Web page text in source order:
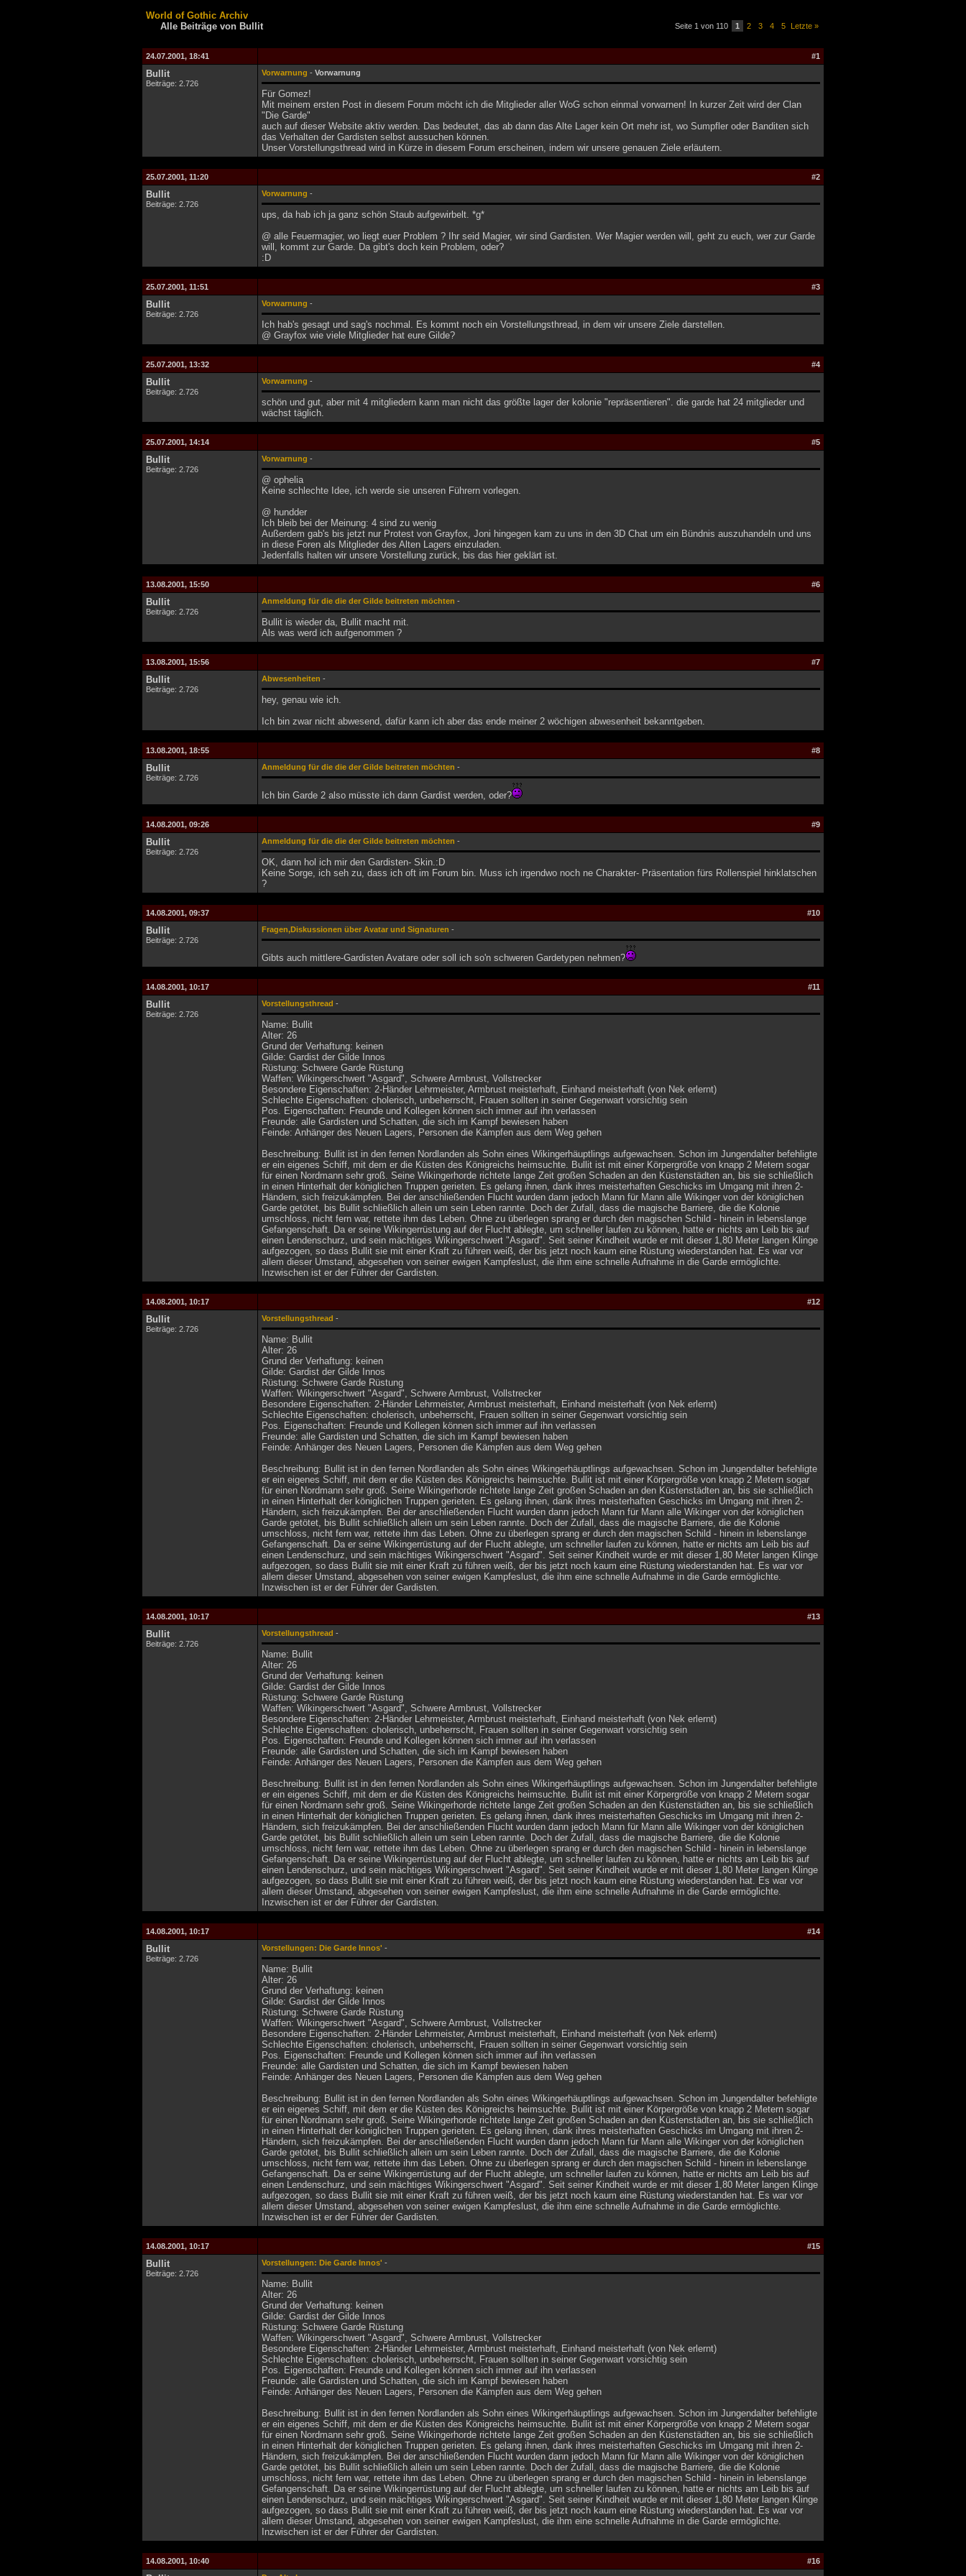
World of Gothic Archiv
Alle Beiträge von Bullit
Seite 1 von 110 1 2 3 4 5 Letzte »
24.07.2001, 18:41 #1
Bullit
Beiträge: 2.726
Vorwarnung - Vorwarnung
Für Gomez!
Mit meinem ersten Post in diesem Forum möcht ich die Mitglieder aller WoG schon einmal vorwarnen! In kurzer Zeit wird der Clan
"Die Garde"
auch auf dieser Website aktiv werden. Das bedeutet, das ab dann das Alte Lager kein Ort mehr ist, wo Sumpfler oder Banditen sich
das Verhalten der Gardisten selbst aussuchen können.
Unser Vorstellungsthread wird in Kürze in diesem Forum erscheinen, indem wir unsere genauen Ziele erläutern.
25.07.2001, 11:20 #2
Bullit
Beiträge: 2.726
Vorwarnung -
ups, da hab ich ja ganz schön Staub aufgewirbelt. *g*
@ alle Feuermagier, wo liegt euer Problem ? Ihr seid Magier, wir sind Gardisten. Wer Magier werden will, geht zu euch, wer zur Garde
will, kommt zur Garde. Da gibt's doch kein Problem, oder?
:D
25.07.2001, 11:51 #3
Bullit
Beiträge: 2.726
Vorwarnung -
Ich hab's gesagt und sag's nochmal. Es kommt noch ein Vorstellungsthread, in dem wir unsere Ziele darstellen.
@ Grayfox wie viele Mitglieder hat eure Gilde?
25.07.2001, 13:32 #4
Bullit
Beiträge: 2.726
Vorwarnung -
schön und gut, aber mit 4 mitgliedern kann man nicht das größte lager der kolonie "repräsentieren". die garde hat 24 mitglieder und
wächst täglich.
25.07.2001, 14:14 #5
Bullit
Beiträge: 2.726
Vorwarnung -
@ ophelia
Keine schlechte Idee, ich werde sie unseren Führern vorlegen.
@ hundder
Ich bleib bei der Meinung: 4 sind zu wenig
Außerdem gab's bis jetzt nur Protest von Grayfox, Joni hingegen kam zu uns in den 3D Chat um ein Bündnis auszuhandeln und uns
in diese Foren als Mitglieder des Alten Lagers einzuladen.
Jedenfalls halten wir unsere Vorstellung zurück, bis das hier geklärt ist.
13.08.2001, 15:50 #6
Bullit
Beiträge: 2.726
Anmeldung für die die der Gilde beitreten möchten -
Bullit is wieder da, Bullit macht mit.
Als was werd ich aufgenommen ?
13.08.2001, 15:56 #7
Bullit
Beiträge: 2.726
Abwesenheiten -
hey, genau wie ich.
Ich bin zwar nicht abwesend, dafür kann ich aber das ende meiner 2 wöchigen abwesenheit bekanntgeben.
13.08.2001, 18:55 #8
Bullit
Beiträge: 2.726
Anmeldung für die die der Gilde beitreten möchten -
Ich bin Garde 2 also müsste ich dann Gardist werden, oder?
14.08.2001, 09:26 #9
Bullit
Beiträge: 2.726
Anmeldung für die die der Gilde beitreten möchten -
OK, dann hol ich mir den Gardisten- Skin.:D
Keine Sorge, ich seh zu, dass ich oft im Forum bin. Muss ich irgendwo noch ne Charakter- Präsentation fürs Rollenspiel hinklatschen
?
14.08.2001, 09:37 #10
Bullit
Beiträge: 2.726
Fragen,Diskussionen über Avatar und Signaturen -
Gibts auch mittlere-Gardisten Avatare oder soll ich so'n schweren Gardetypen nehmen?
14.08.2001, 10:17 #11
Bullit
Beiträge: 2.726
Vorstellungsthread -
Name: Bullit
Alter: 26
Grund der Verhaftung: keinen
Gilde: Gardist der Gilde Innos
Rüstung: Schwere Garde Rüstung
Waffen: Wikingerschwert "Asgard", Schwere Armbrust, Vollstrecker
Besondere Eigenschaften: 2-Händer Lehrmeister, Armbrust meisterhaft, Einhand meisterhaft (von Nek erlernt)
Schlechte Eigenschaften: cholerisch, unbeherrscht, Frauen sollten in seiner Gegenwart vorsichtig sein
Pos. Eigenschaften: Freunde und Kollegen können sich immer auf ihn verlassen
Freunde: alle Gardisten und Schatten, die sich im Kampf bewiesen haben
Feinde: Anhänger des Neuen Lagers, Personen die Kämpfen aus dem Weg gehen
Beschreibung: Bullit ist in den fernen Nordlanden als Sohn eines Wikingerhäuptlings aufgewachsen. Schon im Jungendalter befehligte
er ein eigenes Schiff, mit dem er die Küsten des Königreichs heimsuchte. Bullit ist mit einer Körpergröße von knapp 2 Metern sogar
für einen Nordmann sehr groß. Seine Wikingerhorde richtete lange Zeit großen Schaden an den Küstenstädten an, bis sie schließlich
in einen Hinterhalt der königlichen Truppen gerieten. Es gelang ihnen, dank ihres meisterhaften Geschicks im Umgang mit ihren 2-
Händern, sich freizukämpfen. Bei der anschließenden Flucht wurden dann jedoch Mann für Mann alle Wikinger von der königlichen
Garde getötet, bis Bullit schließlich allein um sein Leben rannte. Doch der Zufall, dass die magische Barriere, die die Kolonie
umschloss, nicht fern war, rettete ihm das Leben. Ohne zu überlegen sprang er durch den magischen Schild - hinein in lebenslange
Gefangenschaft. Da er seine Wikingerrüstung auf der Flucht ablegte, um schneller laufen zu können, hatte er nichts am Leib bis auf
einen Lendenschurz, und sein mächtiges Wikingerschwert "Asgard". Seit seiner Kindheit wurde er mit dieser 1,80 Meter langen Klinge
aufgezogen, so dass Bullit sie mit einer Kraft zu führen weiß, der bis jetzt noch kaum eine Rüstung wiederstanden hat. Es war vor
allem dieser Umstand, abgesehen von seiner ewigen Kampfeslust, die ihm eine schnelle Aufnahme in die Garde ermöglichte.
Inzwischen ist er der Führer der Gardisten.
14.08.2001, 10:17 #12
Bullit
Beiträge: 2.726
Vorstellungsthread -
Name: Bullit
Alter: 26
Grund der Verhaftung: keinen
Gilde: Gardist der Gilde Innos
Rüstung: Schwere Garde Rüstung
Waffen: Wikingerschwert "Asgard", Schwere Armbrust, Vollstrecker
Besondere Eigenschaften: 2-Händer Lehrmeister, Armbrust meisterhaft, Einhand meisterhaft (von Nek erlernt)
Schlechte Eigenschaften: cholerisch, unbeherrscht, Frauen sollten in seiner Gegenwart vorsichtig sein
Pos. Eigenschaften: Freunde und Kollegen können sich immer auf ihn verlassen
Freunde: alle Gardisten und Schatten, die sich im Kampf bewiesen haben
Feinde: Anhänger des Neuen Lagers, Personen die Kämpfen aus dem Weg gehen
Beschreibung: Bullit ist in den fernen Nordlanden als Sohn eines Wikingerhäuptlings aufgewachsen. Schon im Jungendalter befehligte
er ein eigenes Schiff, mit dem er die Küsten des Königreichs heimsuchte. Bullit ist mit einer Körpergröße von knapp 2 Metern sogar
für einen Nordmann sehr groß. Seine Wikingerhorde richtete lange Zeit großen Schaden an den Küstenstädten an, bis sie schließlich
in einen Hinterhalt der königlichen Truppen gerieten. Es gelang ihnen, dank ihres meisterhaften Geschicks im Umgang mit ihren 2-
Händern, sich freizukämpfen. Bei der anschließenden Flucht wurden dann jedoch Mann für Mann alle Wikinger von der königlichen
Garde getötet, bis Bullit schließlich allein um sein Leben rannte. Doch der Zufall, dass die magische Barriere, die die Kolonie
umschloss, nicht fern war, rettete ihm das Leben. Ohne zu überlegen sprang er durch den magischen Schild - hinein in lebenslange
Gefangenschaft. Da er seine Wikingerrüstung auf der Flucht ablegte, um schneller laufen zu können, hatte er nichts am Leib bis auf
einen Lendenschurz, und sein mächtiges Wikingerschwert "Asgard". Seit seiner Kindheit wurde er mit dieser 1,80 Meter langen Klinge
aufgezogen, so dass Bullit sie mit einer Kraft zu führen weiß, der bis jetzt noch kaum eine Rüstung wiederstanden hat. Es war vor
allem dieser Umstand, abgesehen von seiner ewigen Kampfeslust, die ihm eine schnelle Aufnahme in die Garde ermöglichte.
Inzwischen ist er der Führer der Gardisten.
14.08.2001, 10:17 #13
Bullit
Beiträge: 2.726
Vorstellungsthread -
Name: Bullit
Alter: 26
Grund der Verhaftung: keinen
Gilde: Gardist der Gilde Innos
Rüstung: Schwere Garde Rüstung
Waffen: Wikingerschwert "Asgard", Schwere Armbrust, Vollstrecker
Besondere Eigenschaften: 2-Händer Lehrmeister, Armbrust meisterhaft, Einhand meisterhaft (von Nek erlernt)
Schlechte Eigenschaften: cholerisch, unbeherrscht, Frauen sollten in seiner Gegenwart vorsichtig sein
Pos. Eigenschaften: Freunde und Kollegen können sich immer auf ihn verlassen
Freunde: alle Gardisten und Schatten, die sich im Kampf bewiesen haben
Feinde: Anhänger des Neuen Lagers, Personen die Kämpfen aus dem Weg gehen
Beschreibung: Bullit ist in den fernen Nordlanden als Sohn eines Wikingerhäuptlings aufgewachsen. Schon im Jungendalter befehligte
er ein eigenes Schiff, mit dem er die Küsten des Königreichs heimsuchte. Bullit ist mit einer Körpergröße von knapp 2 Metern sogar
für einen Nordmann sehr groß. Seine Wikingerhorde richtete lange Zeit großen Schaden an den Küstenstädten an, bis sie schließlich
in einen Hinterhalt der königlichen Truppen gerieten. Es gelang ihnen, dank ihres meisterhaften Geschicks im Umgang mit ihren 2-
Händern, sich freizukämpfen. Bei der anschließenden Flucht wurden dann jedoch Mann für Mann alle Wikinger von der königlichen
Garde getötet, bis Bullit schließlich allein um sein Leben rannte. Doch der Zufall, dass die magische Barriere, die die Kolonie
umschloss, nicht fern war, rettete ihm das Leben. Ohne zu überlegen sprang er durch den magischen Schild - hinein in lebenslange
Gefangenschaft. Da er seine Wikingerrüstung auf der Flucht ablegte, um schneller laufen zu können, hatte er nichts am Leib bis auf
einen Lendenschurz, und sein mächtiges Wikingerschwert "Asgard". Seit seiner Kindheit wurde er mit dieser 1,80 Meter langen Klinge
aufgezogen, so dass Bullit sie mit einer Kraft zu führen weiß, der bis jetzt noch kaum eine Rüstung wiederstanden hat. Es war vor
allem dieser Umstand, abgesehen von seiner ewigen Kampfeslust, die ihm eine schnelle Aufnahme in die Garde ermöglichte.
Inzwischen ist er der Führer der Gardisten.
14.08.2001, 10:17 #14
Bullit
Beiträge: 2.726
Vorstellungen: Die Garde Innos' -
Name: Bullit
Alter: 26
Grund der Verhaftung: keinen
Gilde: Gardist der Gilde Innos
Rüstung: Schwere Garde Rüstung
Waffen: Wikingerschwert "Asgard", Schwere Armbrust, Vollstrecker
Besondere Eigenschaften: 2-Händer Lehrmeister, Armbrust meisterhaft, Einhand meisterhaft (von Nek erlernt)
Schlechte Eigenschaften: cholerisch, unbeherrscht, Frauen sollten in seiner Gegenwart vorsichtig sein
Pos. Eigenschaften: Freunde und Kollegen können sich immer auf ihn verlassen
Freunde: alle Gardisten und Schatten, die sich im Kampf bewiesen haben
Feinde: Anhänger des Neuen Lagers, Personen die Kämpfen aus dem Weg gehen
Beschreibung: Bullit ist in den fernen Nordlanden als Sohn eines Wikingerhäuptlings aufgewachsen. Schon im Jungendalter befehligte
er ein eigenes Schiff, mit dem er die Küsten des Königreichs heimsuchte. Bullit ist mit einer Körpergröße von knapp 2 Metern sogar
für einen Nordmann sehr groß. Seine Wikingerhorde richtete lange Zeit großen Schaden an den Küstenstädten an, bis sie schließlich
in einen Hinterhalt der königlichen Truppen gerieten. Es gelang ihnen, dank ihres meisterhaften Geschicks im Umgang mit ihren 2-
Händern, sich freizukämpfen. Bei der anschließenden Flucht wurden dann jedoch Mann für Mann alle Wikinger von der königlichen
Garde getötet, bis Bullit schließlich allein um sein Leben rannte. Doch der Zufall, dass die magische Barriere, die die Kolonie
umschloss, nicht fern war, rettete ihm das Leben. Ohne zu überlegen sprang er durch den magischen Schild - hinein in lebenslange
Gefangenschaft. Da er seine Wikingerrüstung auf der Flucht ablegte, um schneller laufen zu können, hatte er nichts am Leib bis auf
einen Lendenschurz, und sein mächtiges Wikingerschwert "Asgard". Seit seiner Kindheit wurde er mit dieser 1,80 Meter langen Klinge
aufgezogen, so dass Bullit sie mit einer Kraft zu führen weiß, der bis jetzt noch kaum eine Rüstung wiederstanden hat. Es war vor
allem dieser Umstand, abgesehen von seiner ewigen Kampfeslust, die ihm eine schnelle Aufnahme in die Garde ermöglichte.
Inzwischen ist er der Führer der Gardisten.
14.08.2001, 10:17 #15
Bullit
Beiträge: 2.726
Vorstellungen: Die Garde Innos' -
Name: Bullit
Alter: 26
Grund der Verhaftung: keinen
Gilde: Gardist der Gilde Innos
Rüstung: Schwere Garde Rüstung
Waffen: Wikingerschwert "Asgard", Schwere Armbrust, Vollstrecker
Besondere Eigenschaften: 2-Händer Lehrmeister, Armbrust meisterhaft, Einhand meisterhaft (von Nek erlernt)
Schlechte Eigenschaften: cholerisch, unbeherrscht, Frauen sollten in seiner Gegenwart vorsichtig sein
Pos. Eigenschaften: Freunde und Kollegen können sich immer auf ihn verlassen
Freunde: alle Gardisten und Schatten, die sich im Kampf bewiesen haben
Feinde: Anhänger des Neuen Lagers, Personen die Kämpfen aus dem Weg gehen
Beschreibung: Bullit ist in den fernen Nordlanden als Sohn eines Wikingerhäuptlings aufgewachsen. Schon im Jungendalter befehligte
er ein eigenes Schiff, mit dem er die Küsten des Königreichs heimsuchte. Bullit ist mit einer Körpergröße von knapp 2 Metern sogar
für einen Nordmann sehr groß. Seine Wikingerhorde richtete lange Zeit großen Schaden an den Küstenstädten an, bis sie schließlich
in einen Hinterhalt der königlichen Truppen gerieten. Es gelang ihnen, dank ihres meisterhaften Geschicks im Umgang mit ihren 2-
Händern, sich freizukämpfen. Bei der anschließenden Flucht wurden dann jedoch Mann für Mann alle Wikinger von der königlichen
Garde getötet, bis Bullit schließlich allein um sein Leben rannte. Doch der Zufall, dass die magische Barriere, die die Kolonie
umschloss, nicht fern war, rettete ihm das Leben. Ohne zu überlegen sprang er durch den magischen Schild - hinein in lebenslange
Gefangenschaft. Da er seine Wikingerrüstung auf der Flucht ablegte, um schneller laufen zu können, hatte er nichts am Leib bis auf
einen Lendenschurz, und sein mächtiges Wikingerschwert "Asgard". Seit seiner Kindheit wurde er mit dieser 1,80 Meter langen Klinge
aufgezogen, so dass Bullit sie mit einer Kraft zu führen weiß, der bis jetzt noch kaum eine Rüstung wiederstanden hat. Es war vor
allem dieser Umstand, abgesehen von seiner ewigen Kampfeslust, die ihm eine schnelle Aufnahme in die Garde ermöglichte.
Inzwischen ist er der Führer der Gardisten.
14.08.2001, 10:40 #16